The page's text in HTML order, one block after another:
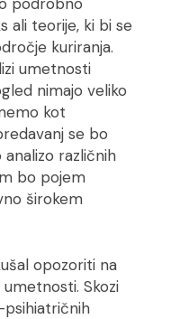
ali teorije, ki bi se
kuriranja.
umetnosti
nimajo veliko
kot
se bo
različnih
bo pojem
širokem
opozoriti na
Skozi
psihiatričnih